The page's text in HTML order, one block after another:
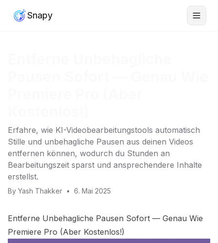
Snapy
Erfahre, wie KI-Videobearbeitungstools automatisch
Stille und unbehagliche Pausen aus deinen Videos
entfernen können, wodurch du Stunden an
Bearbeitungszeit sparst und ansprechendere Inhalte
erstellst.
By Yash Thakker • 6. Mai 2025
Entferne Unbehagliche Pausen Sofort — Genau Wie
Premiere Pro (Aber Kostenlos!)